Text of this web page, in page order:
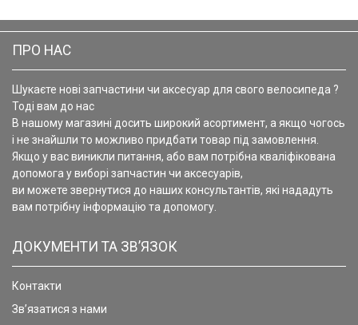
ПРО НАС
Шукаєте нові запчастини чи аксесуар для свого велосипеда ?
Тоді вам до нас
В нашому магазині досить широкий асортимент, а якщо чогось
і не знайшли то можливо придбати товар під замовлення.
Якщо у вас виникли питання, або вам потрібна кваліфікована
допомога у виборі запчастин чи аксесуарів,
ви можете звернутися до наших консультантів, які нададуть
вам потрібну інформацію та допомогу.
ДОКУМЕНТИ ТА ЗВ’ЯЗОК
Контакти
Зв’язатися з нами